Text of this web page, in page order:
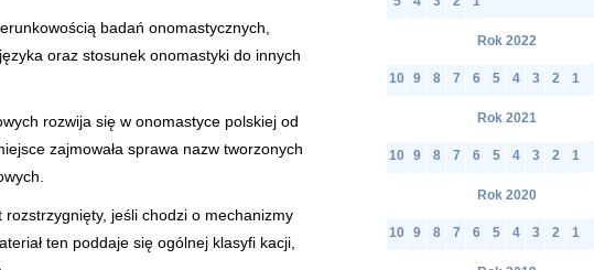
badań onomastycznych,
oraz stosunek onomastyki do innych
rozwija się w onomastyce polskiej od
zajmowała sprawa nazw tworzonych
jeśli chodzi o mechanizmy
ten poddaje się ogólnej klasyfi kacji,
Rok 2022
10 9 8 7 6 5 4 3 2 1
Rok 2021
10 9 8 7 6 5 4 3 2 1
Rok 2020
10 9 8 7 6 5 4 3 2 1